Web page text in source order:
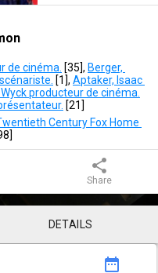
de cinéma. [35], Berger,
[1 ], Aptaker, Isaac
producteur de cinéma.
[21 ]
Century Fox Home
]
share
Share
DETAILS
date_range